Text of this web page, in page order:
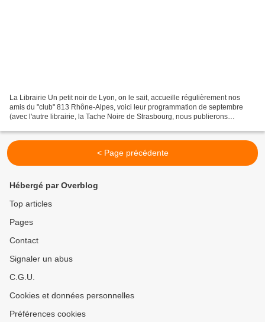
La Librairie Un petit noir de Lyon, on le sait, accueille régulièrement nos
amis du "club" 813 Rhône-Alpes, voici leur programmation de septembre
(avec l'autre librairie, la Tache Noire de Strasbourg, nous publierons
< Page précédente
Hébergé par Overblog
Top articles
Pages
Contact
Signaler un abus
C.G.U.
Cookies et données personnelles
Préférences cookies